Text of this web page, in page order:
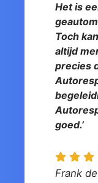
Het is
Toch
altijd
precies
goed.’
Frank